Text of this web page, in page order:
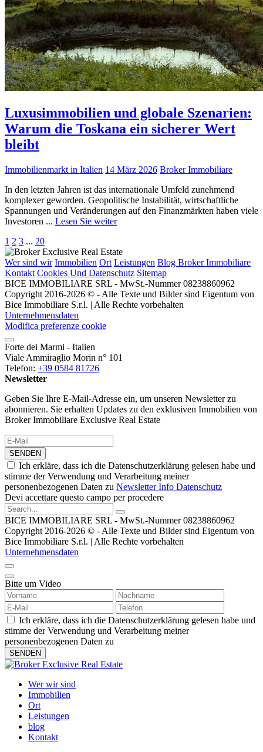
Luxusimmobilien und globale Szenarien:
Warum die Toskana ein sicherer Wert
bleibt
Immobilienmarkt in Italien 14 März 2026 Broker Immobiliare
In den letzten Jahren ist das internationale Umfeld zunehmend
komplexer geworden. Geopolitische Instabilität, wirtschaftliche
Spannungen und Veränderungen auf den Finanzmärkten haben viele
Investoren ... Lesen Sie weiter
1 2 3 ... 20
Wer sind wir Immobilien Ort Leistungen Blog Broker Immobiliare
Kontakt Cookies Und Datenschutz Sitemap
BICE IMMOBILIARE SRL - MwSt.-Nummer 08238860962
Copyright 2016-2026 © - Alle Texte und Bilder sind Eigentum von
Bice Immobiliare S.r.l. | Alle Rechte vorbehalten
Unternehmensdaten
Modifica preferenze cookie
Forte dei Marmi - Italien
Viale Ammiraglio Morin n° 101
Telefon: +39 0584 81726
Newsletter
Geben Sie Ihre E-Mail-Adresse ein, um unseren Newsletter zu
abonnieren. Sie erhalten Updates zu den exklusiven Immobilien von
Broker Immobiliare Exclusive Real Estate
SENDEN
Ich erkläre, dass ich die Datenschutzerklärung gelesen habe und
stimme der Verwendung und Verarbeitung meiner
personenbezogenen Daten zu Newsletter Info Datenschutz
Devi accettare questo campo per procedere
BICE IMMOBILIARE SRL - MwSt.-Nummer 08238860962
Copyright 2016-2026 © - Alle Texte und Bilder sind Eigentum von
Bice Immobiliare S.r.l. | Alle Rechte vorbehalten
Unternehmensdaten
Bitte um Video
Ich erkläre, dass ich die Datenschutzerklärung gelesen habe und
stimme der Verwendung und Verarbeitung meiner
personenbezogenen Daten zu
Wer wir sind
Immobilien
Ort
Leistungen
blog
Kontakt